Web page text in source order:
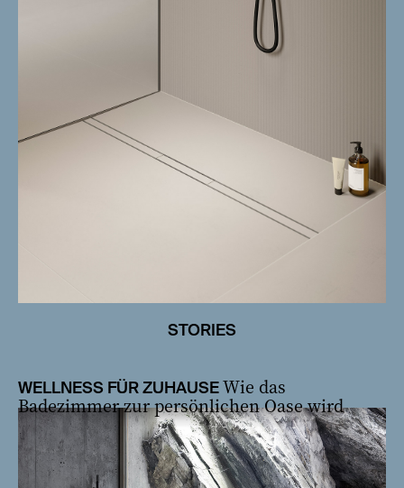
STORIES
WELLNESS FÜR ZUHAUSEWie das
Badezimmer zur persönlichen Oase wird